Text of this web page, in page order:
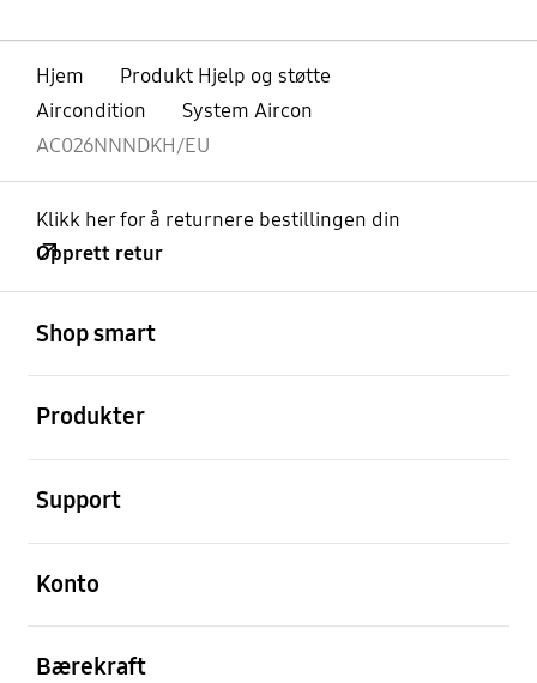
Hjem
Produkt Hjelp og støtte
Aircondition
System Aircon
AC026NNNDKH/EU
Klikk her for å returnere bestillingen din
Opprett retur
Shop smart
Produkter
Support
Konto
Bærekraft